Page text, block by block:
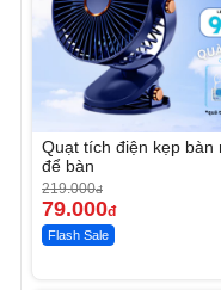
Quạt tích điện kẹp bàn
để bàn
219.000đ
79.000đ
Flash Sale